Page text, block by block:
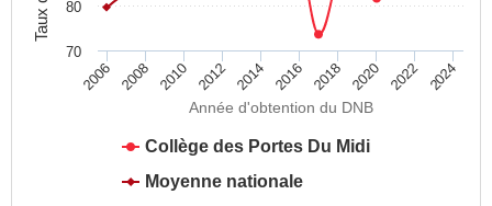
Année d'obtention du DNB
Collège des Portes Du Midi
Moyenne nationale
2006 2008 2010 2012 2014 2016 2018 2020 2022 2024
70
80